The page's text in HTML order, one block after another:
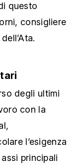
questo
consigliere
degli ultimi
con la
l’esigenza
principali